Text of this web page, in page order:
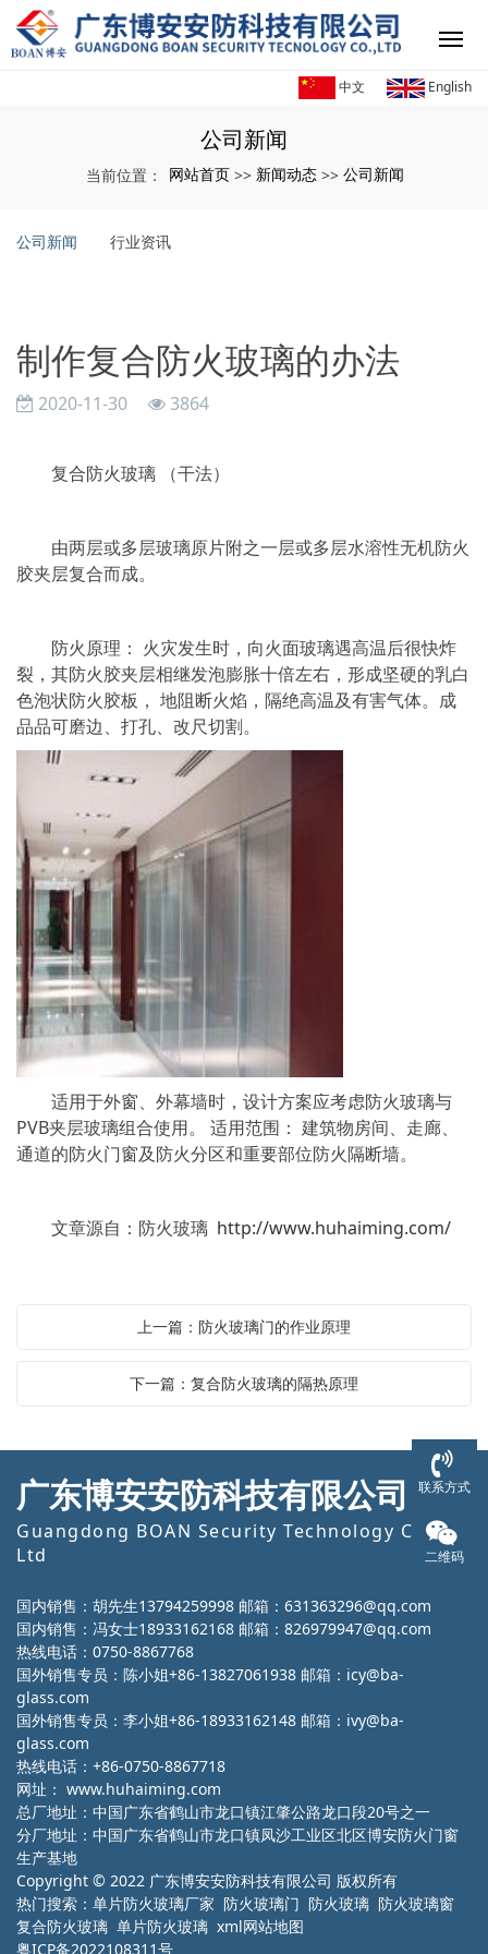
中文 English
公司新闻
当前位置： 网站首页 >> 新闻动态 >> 公司新闻
公司新闻 行业资讯
制作复合防火玻璃的办法
2020-11-30 3864
复合防火玻璃 （干法）
由两层或多层玻璃原片附之一层或多层水溶性无机防火
胶夹层复合而成。
防火原理： 火灾发生时，向火面玻璃遇高温后很快炸
裂，其防火胶夹层相继发泡膨胀十倍左右，形成坚硬的乳白
色泡状防火胶板， 地阻断火焰，隔绝高温及有害气体。成
品品可磨边、打孔、改尺切割。
适用于外窗、外幕墙时，设计方案应考虑防火玻璃与
PVB夹层玻璃组合使用。 适用范围： 建筑物房间、走廊、
通道的防火门窗及防火分区和重要部位防火隔断墙。
文章源自：防火玻璃 http://www.huhaiming.com/
上一篇：防火玻璃门的作业原理
下一篇：复合防火玻璃的隔热原理
广东博安安防科技有限公司
Guangdong BOAN Security Technology Co.,
Ltd
国内销售：胡先生13794259998 邮箱：631363296@qq.com
国内销售：冯女士18933162168 邮箱：826979947@qq.com
热线电话：0750-8867768
国外销售专员：陈小姐+86-13827061938 邮箱：icy@ba-
glass.com
国外销售专员：李小姐+86-18933162148 邮箱：ivy@ba-
glass.com
热线电话：+86-0750-8867718
网址： www.huhaiming.com
总厂地址：中国广东省鹤山市龙口镇江肇公路龙口段20号之一
分厂地址：中国广东省鹤山市龙口镇凤沙工业区北区博安防火门窗
生产基地
Copyright © 2022 广东博安安防科技有限公司 版权所有
热门搜索： 单片防火玻璃厂家 防火玻璃门 防火玻璃 防火玻璃窗
复合防火玻璃 单片防火玻璃 xml网站地图
粤ICP备2022108311号
联系方式
二维码